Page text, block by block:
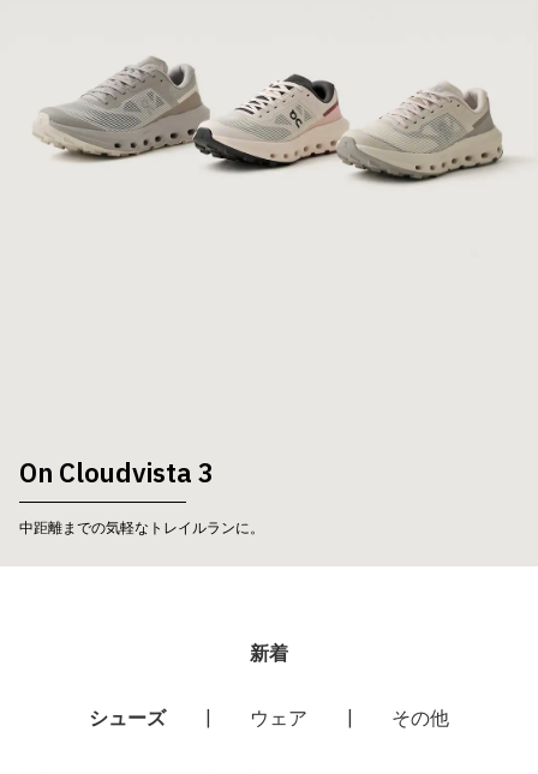
On Cloudvista 3
中距離までの気軽なトレイルランに。
新着
シューズ ウェア その他